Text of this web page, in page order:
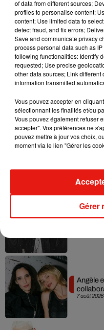
L'épidémie de Covid-19 a
heures dans les hôpitaux
Direction générale de la
hausse des tests positifs
adultes.
Le bilan total du nombre de
Le nombre de patients
19 hospitalisés en
malades concernés, soit
7 août 2026
Angèle
of data from different sources;
profiles to personalise content;
content; Use limited data to
detect fraud, and fix errors;
Save and communicate privacy
process personal data such as
following functionalities: Identify
requested; Use precise
other data sources; Link
information transmitted
Vous pouvez accepter en
sélectionnant les finalités et/ou
Vous pouvez également refuser
accepter". Vos préférences ne
pouvez mettre à jour vos choix,
moment via le lien "Gérer les
Gérer